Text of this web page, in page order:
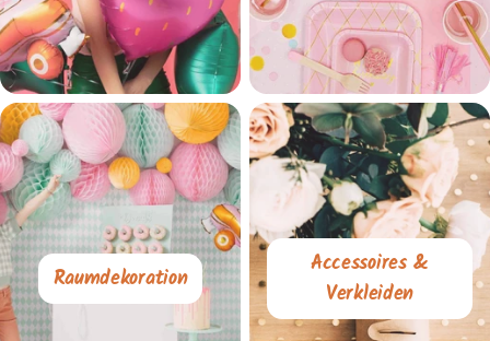
Raumdekoration
Accessoires &
Verkleiden